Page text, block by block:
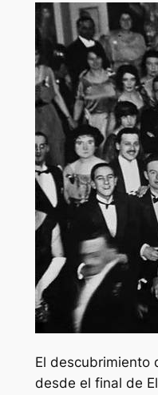
El descubrimiento
desde el final de